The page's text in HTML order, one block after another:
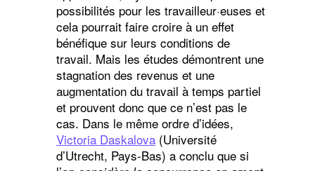
possibilités pour les travailleur·euses et
cela pourrait faire croire à un effet
bénéfique sur leurs conditions de
travail. Mais les études démontrent une
stagnation des revenus et une
augmentation du travail à temps partiel
et prouvent donc que ce n’est pas le
cas. Dans le même ordre d’idées,
Victoria Daskalova (Université
d’Utrecht, Pays-Bas) a conclu que si